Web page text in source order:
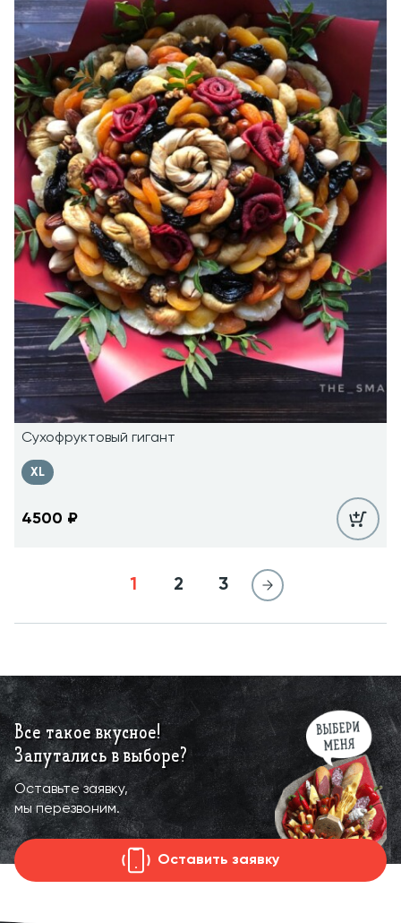
Сухофруктовый гигант
XL
4500 ₽
1 2 3
Все такое вкусное!
Запутались в выборе?
Оставьте заявку,
мы перезвоним.
Оставить заявку